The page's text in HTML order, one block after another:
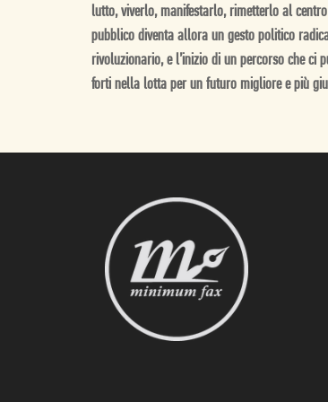
lutto, viverlo, manifestarlo, rimetterlo al
pubblico diventa allora un gesto politico
rivoluzionario, e l’inizio di un percorso che ci
forti nella lotta per un futuro migliore e più